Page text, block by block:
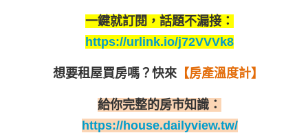
一鍵就訂閱，話題不漏接：
https://urlink.io/j72VVVk8
想要租屋買房嗎？ 快來【房產溫度計】
給你完整的房市知識：
https://house.dailyview.tw/